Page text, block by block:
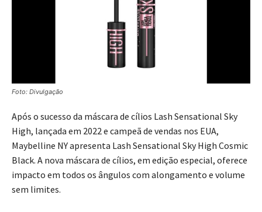
Foto: Divulgação
Após o sucesso da máscara de cílios Lash Sensational Sky
High, lançada em 2022 e campeã de vendas nos EUA,
Maybelline NY apresenta Lash Sensational Sky High Cosmic
Black. A nova máscara de cílios, em edição especial, oferece
impacto em todos os ângulos com alongamento e volume
sem limites.